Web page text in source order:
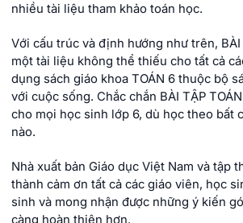
nhiều tài liệu tham khảo toán học.
Với cấu trúc và định hướng như trên, BÀI
một tài liệu không thể thiếu cho tất cả
dụng sách giáo khoa TOÁN 6 thuộc bộ
với cuộc sống. Chắc chắn BÀI TẬP
cho mọi học sinh lớp 6, dù học theo bất
nào.
Nhà xuất bản Giáo dục Việt Nam và tập
thành cảm ơn tất cả các giáo viên, học
sinh và mong nhận được những ý kiến
càng hoàn thiện hơn.